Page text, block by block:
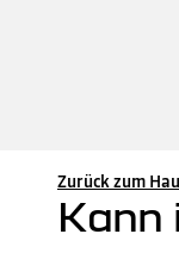
Zurück zum
Kann